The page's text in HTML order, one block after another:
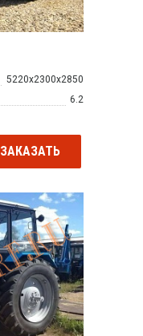
5220x2300x2850
6.2
ЗАКАЗАТЬ